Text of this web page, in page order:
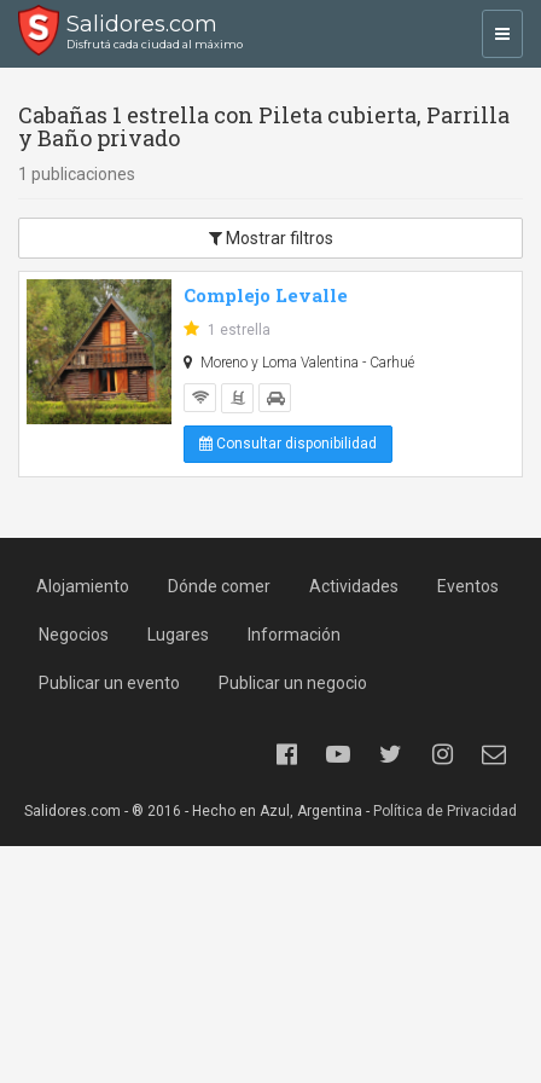
Salidores.com
Disfrutá cada ciudad al máximo
Cabañas 1 estrella con Pileta cubierta, Parrilla
y Baño privado
1 publicaciones
Mostrar filtros
Complejo Levalle
1 estrella
Moreno y Loma Valentina - Carhué
Consultar disponibilidad
Alojamiento Dónde comer Actividades Eventos
Negocios Lugares Información
Publicar un evento Publicar un negocio
Salidores.com - ® 2016 - Hecho en Azul, Argentina - Política de Privacidad